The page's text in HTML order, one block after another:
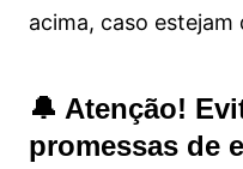
acima, caso estejam
🔔 Atenção!
promessas de